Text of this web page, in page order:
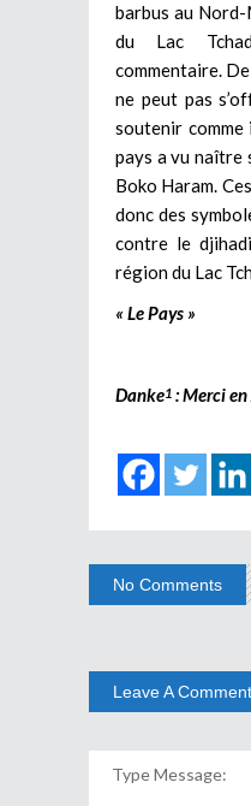
barbus au
du Lac
commentaire.
ne peut pas
soutenir
pays a vu naître
Boko Haram.
donc des
contre le
région du Lac
« Le Pays »
Danke1 : Merci
No Comments
Leave A Comment